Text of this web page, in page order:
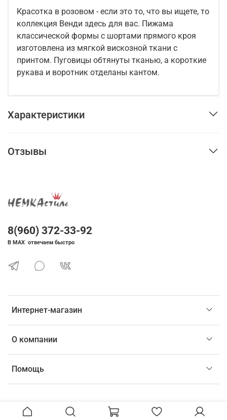
Красотка в розовом - если это то, что вы ищете, то
коллекция Венди здесь для вас. Пижама
классической формы с шортами прямого кроя
изготовлена из мягкой вискозной ткани с
принтом. Пуговицы обтянуты тканью, а короткие
рукава и воротник отделаны кантом.
Характеристики
Отзывы
Интернет-магазин
О компании
Помощь
8(960) 372-33-92
В MAX отвечаем быстро